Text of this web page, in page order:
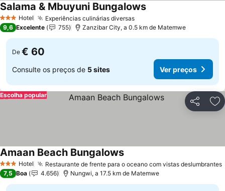
3 EstrelasHotel Experiências culinárias diversasVer preços
Salama & Mbuyuni BungalowsVer preços
9,6 Excelente 755 Zanzibar City, a 0.5 km de Matemwe
De € 60
Consulte os preços de 5 sites Ver preços
Partilhar
Escolha popular
3 EstrelasHotel Restaurante de frente para o oceano com vistas deslumbrantes
Amaan Beach BungalowsVer preços
7,5 Boa 4.656 Nungwi, a 17.5 km de Matemwe